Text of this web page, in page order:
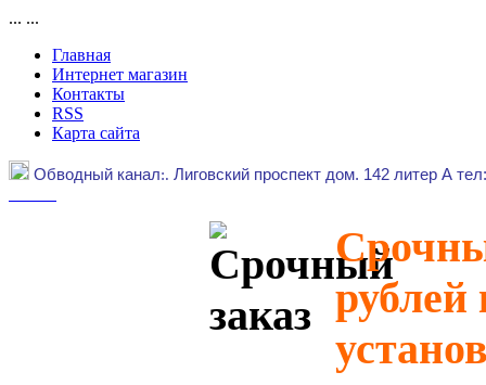
... ...
Главная
Интернет магазин
Контакты
RSS
Карта сайта
Обводный канал:. Лиговский проспект дом. 142 литер А
рублей